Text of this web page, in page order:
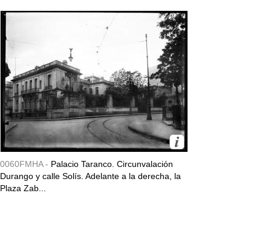
0060FMHA - Palacio Taranco. Circunvalación
Durango y calle Solís. Adelante a la derecha, la
Plaza Zab...